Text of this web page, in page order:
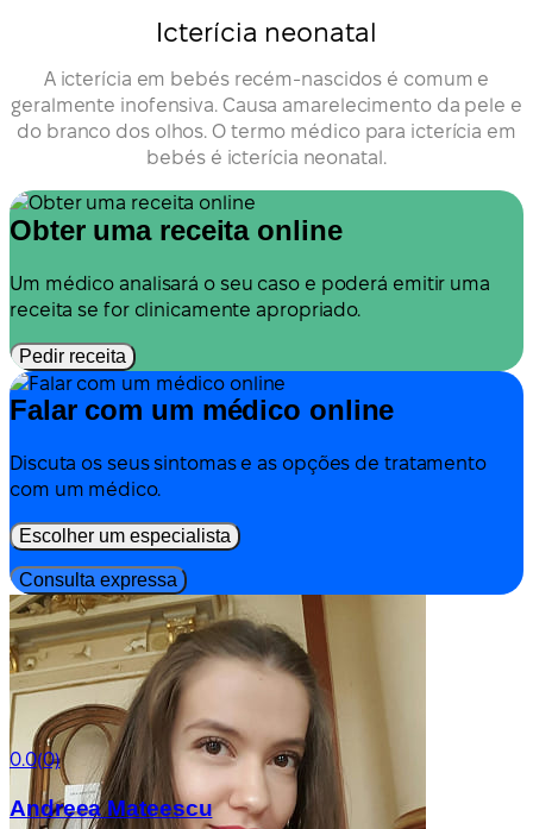
Icterícia neonatal
A icterícia em bebés recém-nascidos é comum e
geralmente inofensiva. Causa amarelecimento da pele e
do branco dos olhos. O termo médico para icterícia em
bebés é icterícia neonatal.
Obter uma receita online
Um médico analisará o seu caso e poderá emitir uma
receita se for clinicamente apropriado.
Pedir receita
Falar com um médico online
Discuta os seus sintomas e as opções de tratamento
com um médico.
Escolher um especialista
Consulta expressa
0.0(0)
Andreea Mateescu